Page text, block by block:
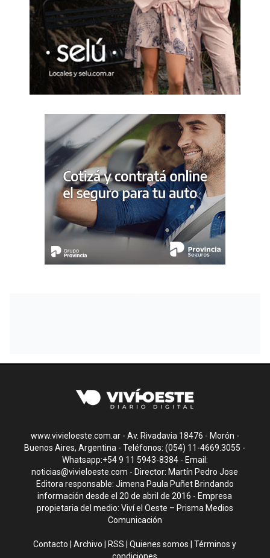
www.vivieloeste.com.ar - Av. Rivadavia 18476 - Morón -
Buenos Aires, Argentina - Teléfonos: (054) 11-4669.3055 -
Whatsapp:+54 9 11 5943-8384 - Email:
noticias@vivieloeste.com - Director: Martín Pedro Jose
Editora responsable: Jimena Paula Puñet Brindando
información desde el 20 de abril de 2016 - Empresa
propietaria del medio: Viví el Oeste – Prisma Medios
Comunicación
Contacto |Archivo RSS |Quienes somos |Términos y